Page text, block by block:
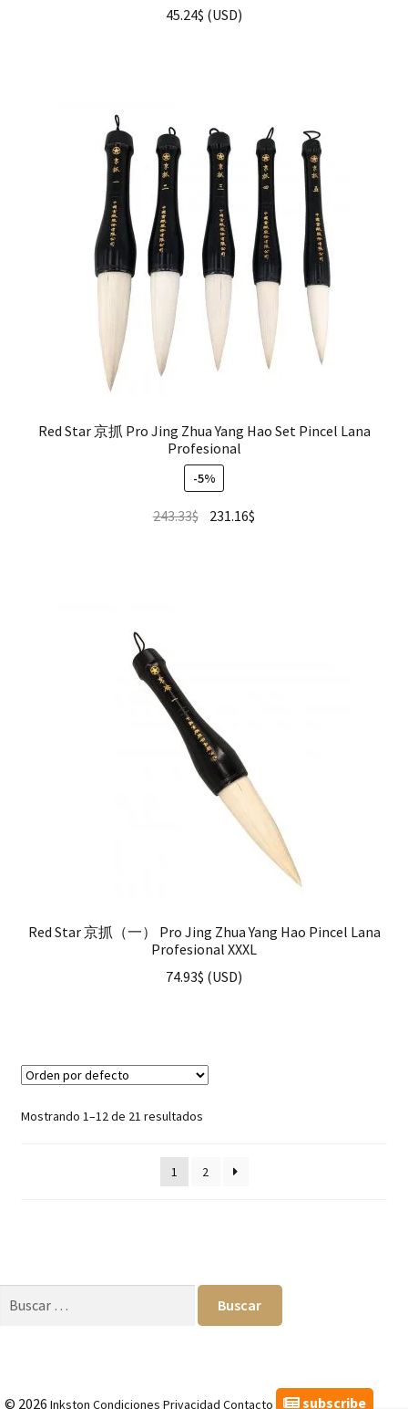
45.24$ (USD)
Red Star 京抓 Pro Jing Zhua Yang Hao Set Pincel Lana
Profesional
-5%
243.33$ 231.16$
Red Star 京抓（一） Pro Jing Zhua Yang Hao Pincel Lana
Profesional XXXL
74.93$ (USD)
Mostrando 1–12 de 21 resultados
1 2
© 2026 Inkston Condiciones Privacidad Contacto subscribe